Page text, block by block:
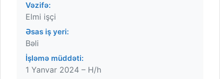
Vəzifə:
Elmi işçi
Əsas iş yeri:
Bəli
İşləmə müddəti:
1 Yanvar 2024 – H/h